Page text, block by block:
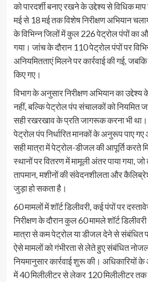
को पारदर्शी बनाए रखने के उद्देश्य से विधिक माप
मई से 18 मई तक विशेष निरीक्षण अभियान
के विभिन्न जिलों में कुल 226 पेट्रोल पंपों का
गया। जांच के दौरान 110 पेट्रोल पंपों पर
अनियमितताएं मिलने पर कार्रवाई की गई,
किए गए।
विभाग के अनुसार निरीक्षण अभियान का उद्देश्य
नहीं, बल्कि पेट्रोल पंप संचालकों को नियमित
सही रखरखाव के प्रति जागरूक करना भी
पेट्रोल पंप निर्धारित मानकों के अनुरूप पाए
सही मात्रा में पेट्रोल-डीजल की आपूर्ति करते
स्थानों पर वितरण में मामूली अंतर पाया गया,
तापमान, मशीनों की संवेदनशीलता और
जुड़ा हो सकता है।
60 मामलों में शॉर्ट डिलीवरी, कई पंपों पर
निरीक्षण के दौरान कुल 60 मामले शॉर्ट डिलीवरी
मात्रा से कम पेट्रोल या डीजल देने से संबंधित
ऐसे मामलों को गंभीरता से लेते हुए संबंधित
नियमानुसार कार्रवाई शुरू की। अधिकारियों
में 40 मिलीलीटर से लेकर 120 मिलीलीटर तक